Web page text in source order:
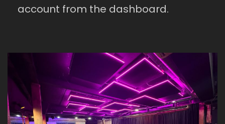
account from the dashboard.